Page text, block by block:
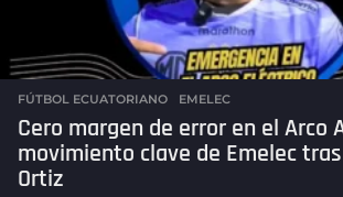
FÚTBOL ECUATORIANO ,EMELEC
Cero margen de error en el Arco
movimiento clave de Emelec
Ortiz